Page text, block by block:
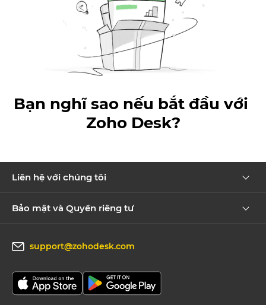
Bạn nghĩ sao nếu bắt đầu với
Zoho Desk?
Liên hệ với chúng tôi
Bảo mật và Quyền riêng tư
support@zohodesk.com